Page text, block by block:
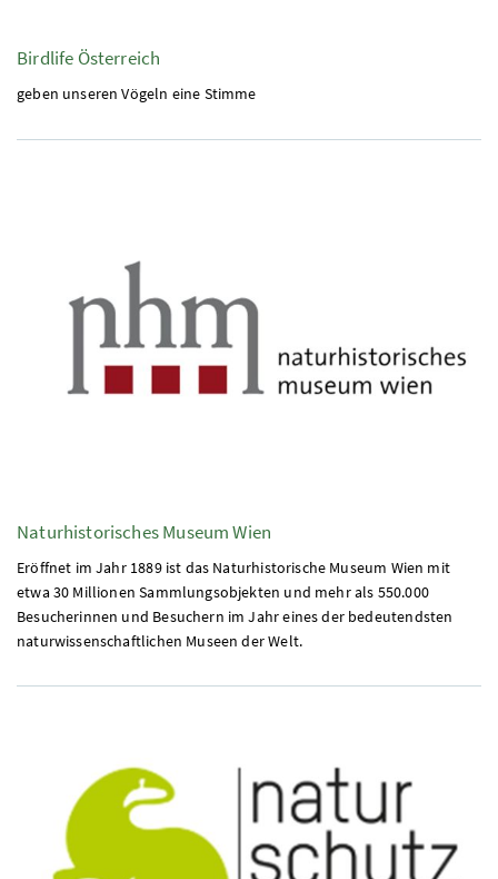
Birdlife Österreich
geben unseren Vögeln eine Stimme
Naturhistorisches Museum Wien
Eröffnet im Jahr 1889 ist das Naturhistorische Museum Wien mit
etwa 30 Millionen Sammlungsobjekten und mehr als 550.000
Besucherinnen und Besuchern im Jahr eines der bedeutendsten
naturwissenschaftlichen Museen der Welt.